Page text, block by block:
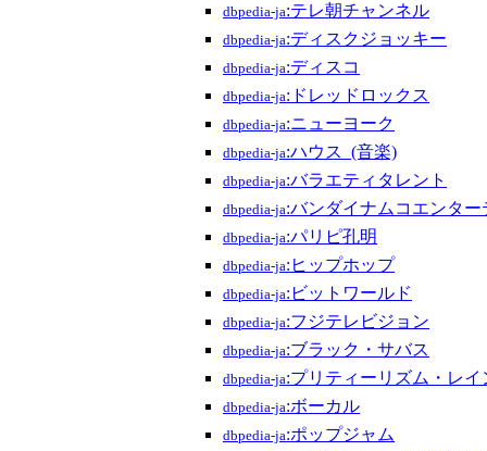
dbpedia-ja:テレ朝チャンネル
dbpedia-ja:ディスクジョッキー
dbpedia-ja:ディスコ
dbpedia-ja:ドレッドロックス
dbpedia-ja:ニューヨーク
dbpedia-ja:ハウス_(音楽)
dbpedia-ja:バラエティタレント
dbpedia-ja:バンダイナムコエンタ
dbpedia-ja:パリピ孔明
dbpedia-ja:ヒップホップ
dbpedia-ja:ビットワールド
dbpedia-ja:フジテレビジョン
dbpedia-ja:ブラック・サバス
dbpedia-ja:プリティーリズム・レ
dbpedia-ja:ボーカル
dbpedia-ja:ポップジャム